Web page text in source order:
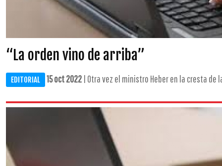
“La orden vino de arriba”
EDITORIAL 15 oct 2022 | Otra vez el ministro Heber en la cresta de